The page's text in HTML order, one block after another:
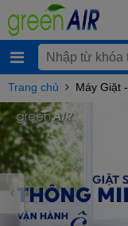
Trang chủ Máy Giặt